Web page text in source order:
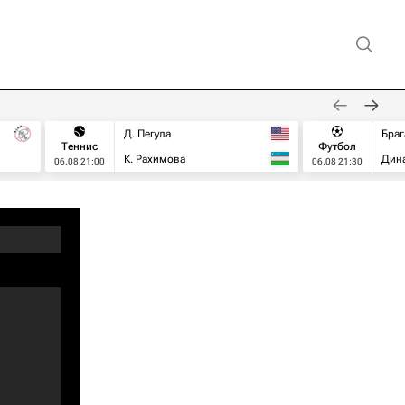
Теннис
06.08 21:00
Д. Пегула
К. Рахимова
Футбол
06.08 21:30